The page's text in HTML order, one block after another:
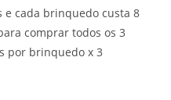
e cada brinquedo custa 8
comprar todos os 3
por brinquedo x 3